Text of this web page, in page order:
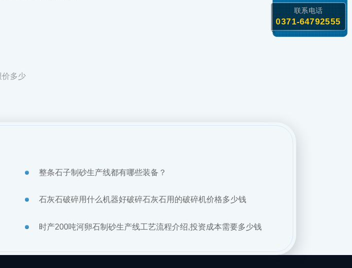
价多少
整条石子制砂生产线都有哪些装备？
石灰石破碎用什么机器好破碎石灰石用的破碎机价格多少钱
时产200吨河卵石制砂生产线工艺流程介绍,投资成本需要多少钱
联系电话
0371-64792555